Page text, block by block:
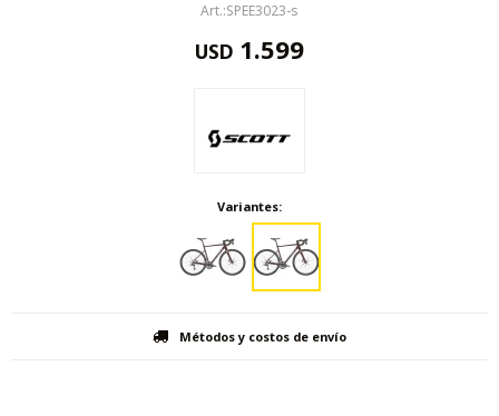
SPEE3023-s
USD 1.599
Variantes:
Métodos y costos de envío